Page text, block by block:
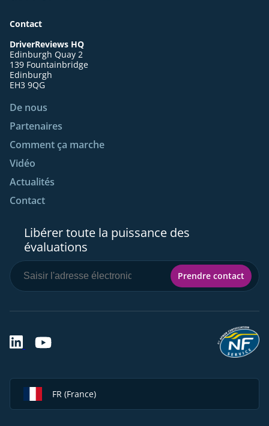
Contact
DriverReviews HQ
Edinburgh Quay 2
139 Fountainbridge
Edinburgh
EH3 9QG
De nous
Partenaires
Comment ça marche
Vidéo
Actualités
Contact
Libérer toute la puissance des
évaluations
Prendre contact
FR (France)